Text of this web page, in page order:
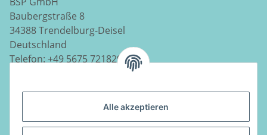
Alle akzeptieren
Baubergstraße 8
34388 Trendelburg-Deisel
Deutschland
Telefon: +49 5675 7218290
Informationen